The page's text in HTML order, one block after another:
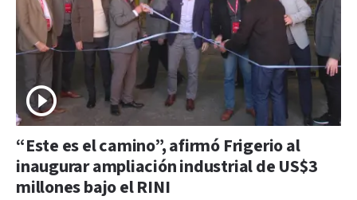
“Este es el camino”, afirmó Frigerio al
inaugurar ampliación industrial de US$3
millones bajo el RINI